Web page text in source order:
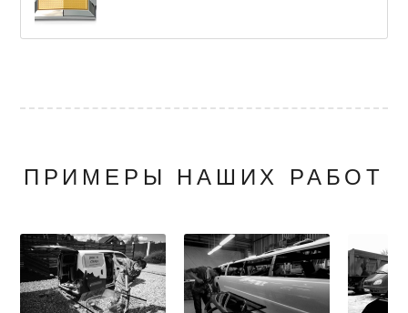
ПРИМЕРЫ НАШИХ РАБОТ